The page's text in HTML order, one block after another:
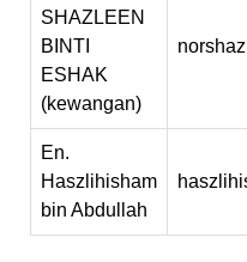
SHAZLEEN
BINTI
ESHAK
(kewangan)
En.
Haszlihisham
bin Abdullah